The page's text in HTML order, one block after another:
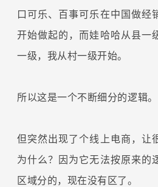
口可乐、百事可乐在中国做经
开始做起的，而娃哈哈从县一
一级，我从村一级开始。
所以这是一个不断细分的逻辑。
但突然出现了个线上电商，让
为什么？因为它无法按原来的
区域分的，现在没有区了。